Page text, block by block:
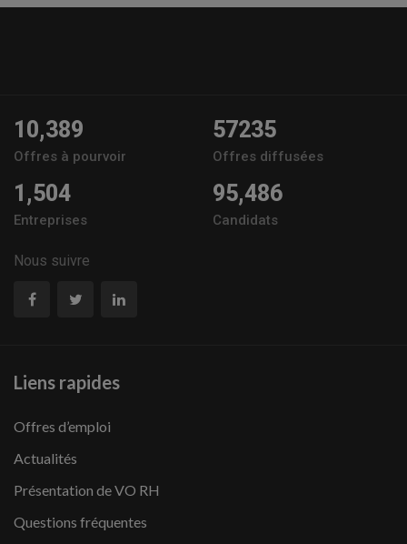
10,389
Offres à pourvoir
57235
Offres diffusées
1,504
Entreprises
95,486
Candidats
Nous suivre
Liens rapides
Offres d’emploi
Actualités
Présentation de VO RH
Questions fréquentes